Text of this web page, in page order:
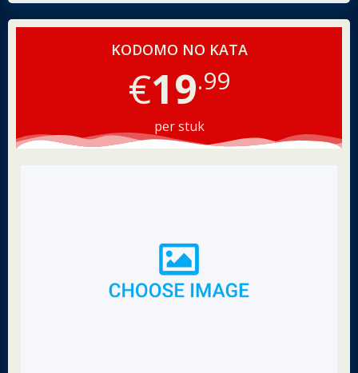
KODOMO NO KATA
€19.99
per stuk